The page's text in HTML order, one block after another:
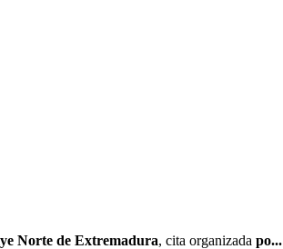
Norte de Extremadura, cita organizada po...